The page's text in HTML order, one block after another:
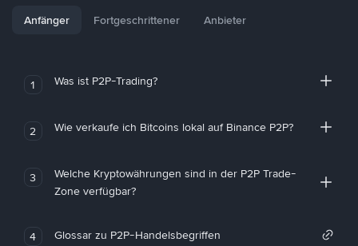
Anfänger Fortgeschrittener Anbieter
1 Was ist P2P-Trading?
2 Wie verkaufe ich Bitcoins lokal auf Binance P2P?
3
Welche Kryptowährungen sind in der P2P Trade-
Zone verfügbar?
4 Glossar zu P2P-Handelsbegriffen